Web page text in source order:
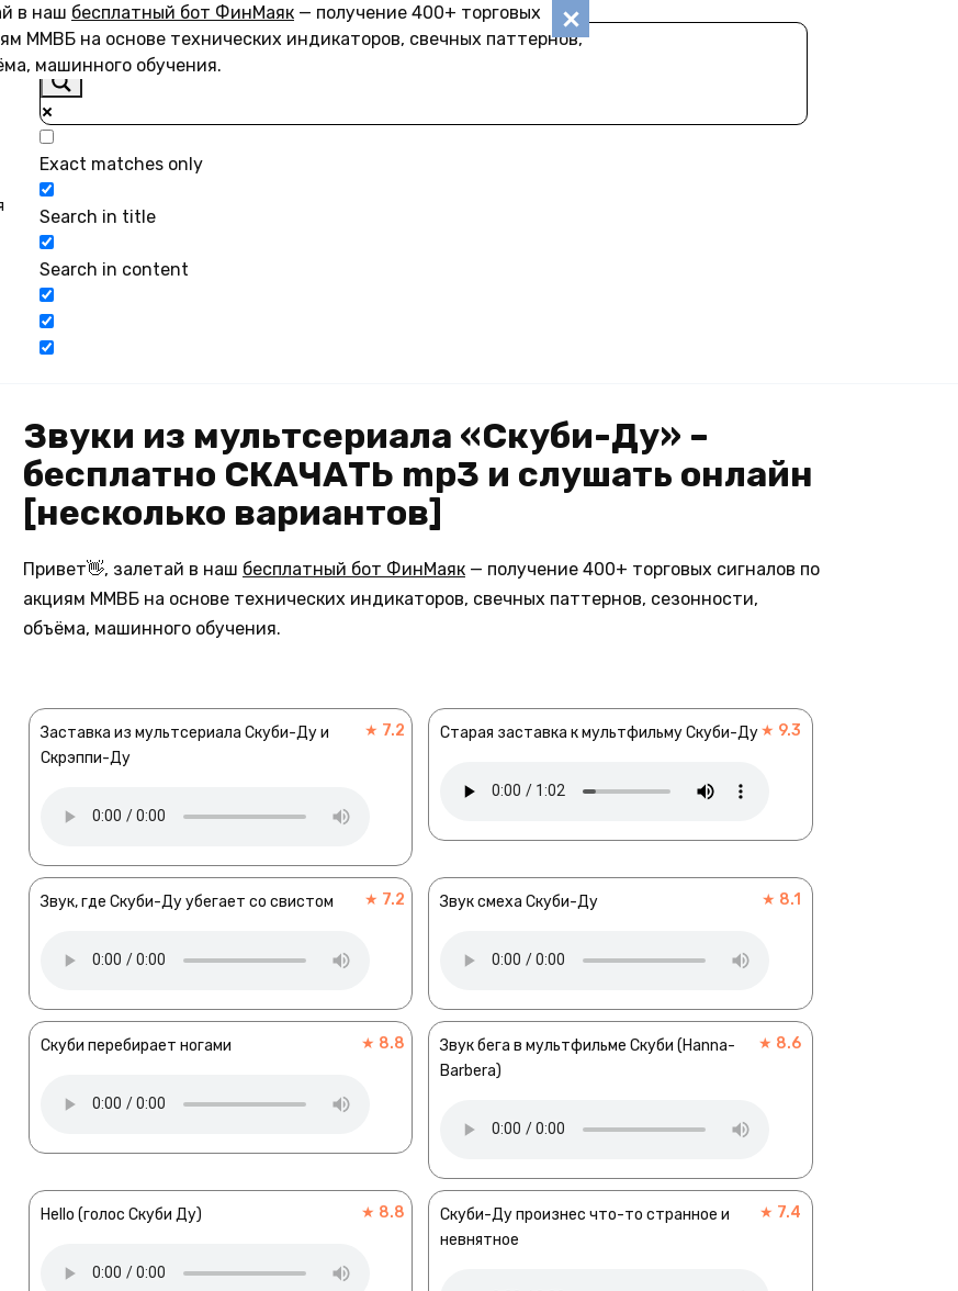
в наш бесплатный бот ФинМаяк — получение 400+ торговых
ММВБ на основе технических индикаторов, свечных паттернов,
машинного обучения.
Exact matches only
Search in title
Search in content
Звуки из мультсериала «Скуби-Ду» –
бесплатно СКАЧАТЬ mp3 и слушать онлайн
[несколько вариантов]
Привет👋, залетай в наш бесплатный бот ФинМаяк — получение 400+ торговых сигналов по
акциям ММВБ на основе технических индикаторов, свечных паттернов, сезонности,
объёма, машинного обучения.
Заставка из мультсериала Скуби-Ду и
Скрэппи-Ду
★ 7.2 Старая заставка к мультфильму Скуби-Ду★ 9.3
Звук, где Скуби-Ду убегает со свистом ★ 7.2 Звук смеха Скуби-Ду ★ 8.1
Скуби перебирает ногами ★ 8.8
Звук бега в мультфильме Скуби (Hanna-
Barbera)
★ 8.6
Hello (голос Скуби Ду) ★ 8.8
Скуби-Ду произнес что-то странное и
невнятное
★ 7.4